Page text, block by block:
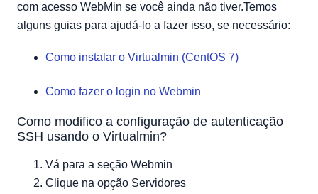
com acesso WebMin se você ainda não tiver.Temos
alguns guias para ajudá-lo a fazer isso, se necessário:
Como instalar o Virtualmin (CentOS 7)
Como fazer o login no Webmin
Como modifico a configuração de autenticação
SSH usando o Virtualmin?
Vá para a seção Webmin
Clique na opção Servidores